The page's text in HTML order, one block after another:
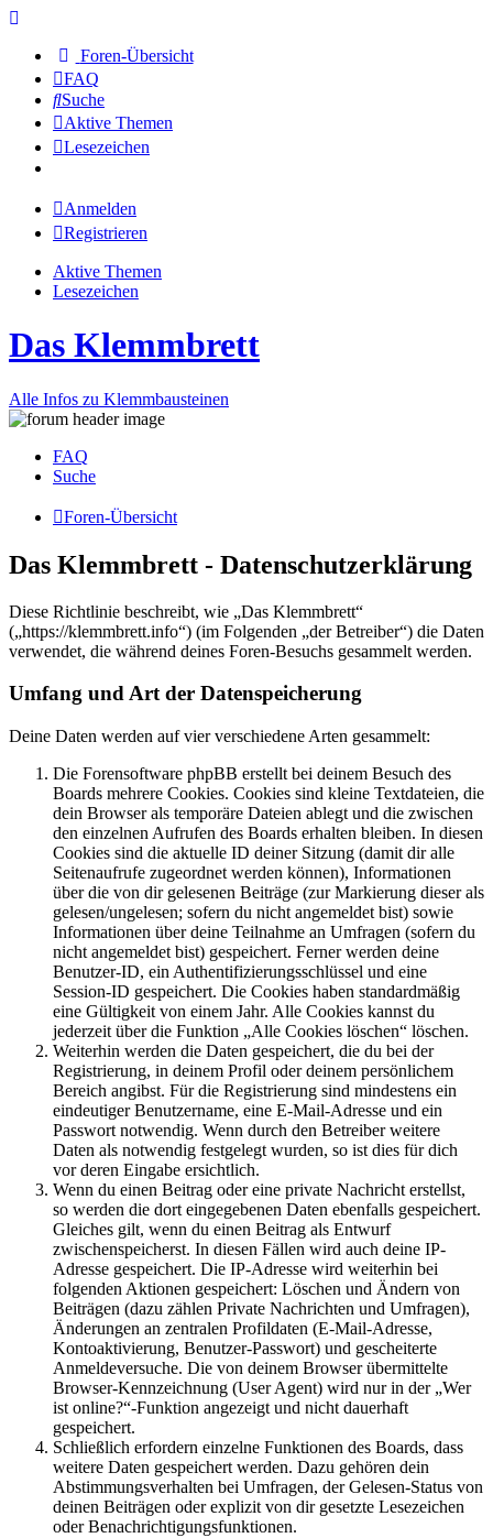
Foren-Übersicht
FAQ
Suche
Aktive Themen
Lesezeichen
Anmelden
Registrieren
Aktive Themen
Lesezeichen
Das Klemmbrett
Alle Infos zu Klemmbausteinen
FAQ
Suche
Foren-Übersicht
Das Klemmbrett - Datenschutzerklärung
Diese Richtlinie beschreibt, wie „Das Klemmbrett“
(„https://klemmbrett.info“) (im Folgenden „der Betreiber“) die Daten
verwendet, die während deines Foren-Besuchs gesammelt werden.
Umfang und Art der Datenspeicherung
Deine Daten werden auf vier verschiedene Arten gesammelt:
Die Forensoftware phpBB erstellt bei deinem Besuch des
Boards mehrere Cookies. Cookies sind kleine Textdateien, die
dein Browser als temporäre Dateien ablegt und die zwischen
den einzelnen Aufrufen des Boards erhalten bleiben. In diesen
Cookies sind die aktuelle ID deiner Sitzung (damit dir alle
Seitenaufrufe zugeordnet werden können), Informationen
über die von dir gelesenen Beiträge (zur Markierung dieser als
gelesen/ungelesen; sofern du nicht angemeldet bist) sowie
Informationen über deine Teilnahme an Umfragen (sofern du
nicht angemeldet bist) gespeichert. Ferner werden deine
Benutzer-ID, ein Authentifizierungsschlüssel und eine
Session-ID gespeichert. Die Cookies haben standardmäßig
eine Gültigkeit von einem Jahr. Alle Cookies kannst du
jederzeit über die Funktion „Alle Cookies löschen“ löschen.
Weiterhin werden die Daten gespeichert, die du bei der
Registrierung, in deinem Profil oder deinem persönlichem
Bereich angibst. Für die Registrierung sind mindestens ein
eindeutiger Benutzername, eine E-Mail-Adresse und ein
Passwort notwendig. Wenn durch den Betreiber weitere
Daten als notwendig festgelegt wurden, so ist dies für dich
vor deren Eingabe ersichtlich.
Wenn du einen Beitrag oder eine private Nachricht erstellst,
so werden die dort eingegebenen Daten ebenfalls gespeichert.
Gleiches gilt, wenn du einen Beitrag als Entwurf
zwischenspeicherst. In diesen Fällen wird auch deine IP-
Adresse gespeichert. Die IP-Adresse wird weiterhin bei
folgenden Aktionen gespeichert: Löschen und Ändern von
Beiträgen (dazu zählen Private Nachrichten und Umfragen),
Änderungen an zentralen Profildaten (E-Mail-Adresse,
Kontoaktivierung, Benutzer-Passwort) und gescheiterte
Anmeldeversuche. Die von deinem Browser übermittelte
Browser-Kennzeichnung (User Agent) wird nur in der „Wer
ist online?“-Funktion angezeigt und nicht dauerhaft
gespeichert.
Schließlich erfordern einzelne Funktionen des Boards, dass
weitere Daten gespeichert werden. Dazu gehören dein
Abstimmungsverhalten bei Umfragen, der Gelesen-Status von
deinen Beiträgen oder explizit von dir gesetzte Lesezeichen
oder Benachrichtigungsfunktionen.